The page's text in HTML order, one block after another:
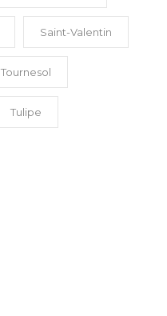
Saint-Valentin
Tournesol
Tulipe